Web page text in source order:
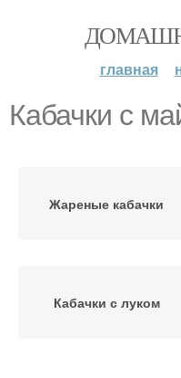
главная
Кабачки с
Жареные кабачки
Кабачки с луком